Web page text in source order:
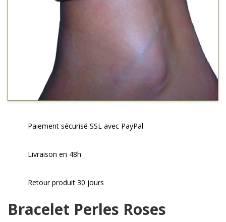
Paiement sécurisé SSL avec PayPal
Livraison en 48h
Retour produit 30 jours
Bracelet Perles Roses